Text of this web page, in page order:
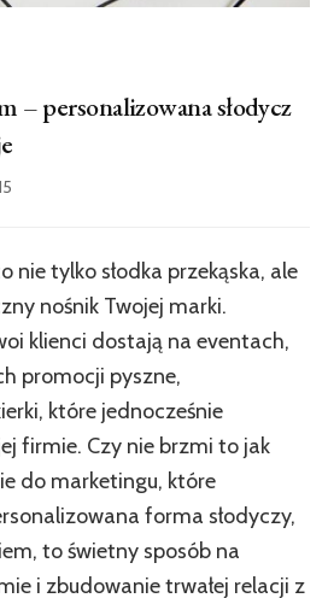
– personalizowana słodycz
nie tylko słodka przekąska, ale
nośnik Twojej marki.
klienci dostają na eventach,
promocji pyszne,
które jednocześnie
firmie. Czy nie brzmi to jak
do marketingu, które
forma słodyczy,
to świetny sposób na
i zbudowanie trwałej relacji z